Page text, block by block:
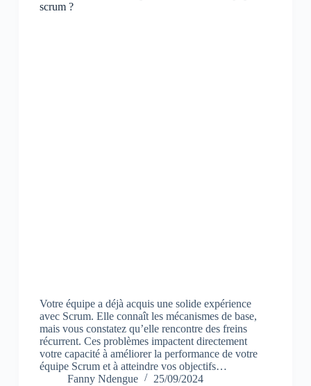
scrum ?
Votre équipe a déjà acquis une solide expérience
avec Scrum. Elle connaît les mécanismes de base,
mais vous constatez qu’elle rencontre des freins
récurrent. Ces problèmes impactent directement
votre capacité à améliorer la performance de votre
équipe Scrum et à atteindre vos objectifs…
Fanny Ndengue
25/09/2024